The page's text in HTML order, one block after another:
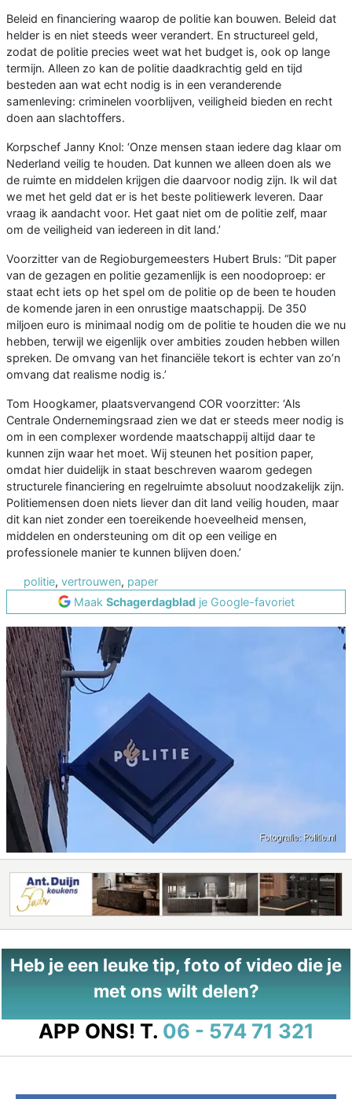
Beleid en financiering waarop de politie kan bouwen. Beleid dat
helder is en niet steeds weer verandert. En structureel geld,
zodat de politie precies weet wat het budget is, ook op lange
termijn. Alleen zo kan de politie daadkrachtig geld en tijd
besteden aan wat echt nodig is in een veranderende
samenleving: criminelen voorblijven, veiligheid bieden en recht
doen aan slachtoffers.
Korpschef Janny Knol: ‘Onze mensen staan iedere dag klaar om
Nederland veilig te houden. Dat kunnen we alleen doen als we
de ruimte en middelen krijgen die daarvoor nodig zijn. Ik wil dat
we met het geld dat er is het beste politiewerk leveren. Daar
vraag ik aandacht voor. Het gaat niet om de politie zelf, maar
om de veiligheid van iedereen in dit land.’
Voorzitter van de Regioburgemeesters Hubert Bruls: “Dit paper
van de gezagen en politie gezamenlijk is een noodoproep: er
staat echt iets op het spel om de politie op de been te houden
de komende jaren in een onrustige maatschappij. De 350
miljoen euro is minimaal nodig om de politie te houden die we nu
hebben, terwijl we eigenlijk over ambities zouden hebben willen
spreken. De omvang van het financiële tekort is echter van zo’n
omvang dat realisme nodig is.’
Tom Hoogkamer, plaatsvervangend COR voorzitter: ‘Als
Centrale Ondernemingsraad zien we dat er steeds meer nodig is
om in een complexer wordende maatschappij altijd daar te
kunnen zijn waar het moet. Wij steunen het position paper,
omdat hier duidelijk in staat beschreven waarom gedegen
structurele financiering en regelruimte absoluut noodzakelijk zijn.
Politiemensen doen niets liever dan dit land veilig houden, maar
dit kan niet zonder een toereikende hoeveelheid mensen,
middelen en ondersteuning om dit op een veilige en
professionele manier te kunnen blijven doen.’
politie, vertrouwen, paper
Maak Schagerdagbladje Google-favoriet
Heb je een leuke tip, foto of video die je
met ons wilt delen?
APP ONS! T. 06 - 574 71 321